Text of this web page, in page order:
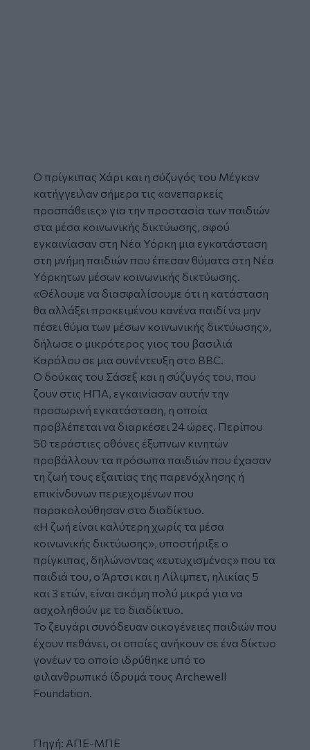
Ο πρίγκιπας Χάρι και η σύζυγός του Μέγκαν
κατήγγειλαν σήμερα τις «ανεπαρκείς
προσπάθειες» για την προστασία των παιδιών
στα μέσα κοινωνικής δικτύωσης, αφού
εγκαινίασαν στη Νέα Υόρκη μια εγκατάσταση
στη μνήμη παιδιών που έπεσαν θύματα στη Νέα
Υόρκητων μέσων κοινωνικής δικτύωσης.
«Θέλουμε να διασφαλίσουμε ότι η κατάσταση
θα αλλάξει προκειμένου κανένα παιδί να μην
πέσει θύμα των μέσων κοινωνικής δικτύωσης»,
δήλωσε ο μικρότερος γιος του βασιλιά
Καρόλου σε μια συνέντευξη στο BBC.
Ο δούκας του Σάσεξ και η σύζυγός του, που
ζουν στις ΗΠΑ, εγκαινίασαν αυτήν την
προσωρινή εγκατάσταση, η οποία
προβλέπεται να διαρκέσει 24 ώρες. Περίπου
50 τεράστιες οθόνες έξυπνων κινητών
προβάλλουν τα πρόσωπα παιδιών που έχασαν
τη ζωή τους εξαιτίας της παρενόχλησης ή
επικίνδυνων περιεχομένων που
παρακολούθησαν στο διαδίκτυο.
«Η ζωή είναι καλύτερη χωρίς τα μέσα
κοινωνικής δικτύωσης», υποστήριξε ο
πρίγκιπας, δηλώνοντας «ευτυχισμένος» που τα
παιδιά του, ο Άρτσι και η Λίλιμπετ, ηλικίας 5
και 3 ετών, είναι ακόμη πολύ μικρά για να
ασχοληθούν με το διαδίκτυο.
Το ζευγάρι συνόδευαν οικογένειες παιδιών που
έχουν πεθάνει, οι οποίες ανήκουν σε ένα δίκτυο
γονέων το οποίο ιδρύθηκε υπό το
φιλανθρωπικό ίδρυμά τους Archewell
Foundation.
Πηγή: ΑΠΕ-ΜΠΕ